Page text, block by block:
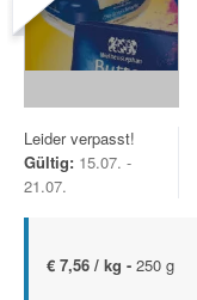
Leider verpasst!
Gültig: 15.07. -
21.07.
€ 7,56 / kg - 250 g